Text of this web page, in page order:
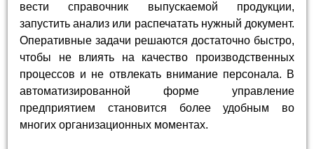
вести справочник выпускаемой продукции,
запустить анализ или распечатать нужный документ.
Оперативные задачи решаются достаточно быстро,
чтобы не влиять на качество производственных
процессов и не отвлекать внимание персонала. В
автоматизированной форме управление
предприятием становится более удобным во
многих организационных моментах.